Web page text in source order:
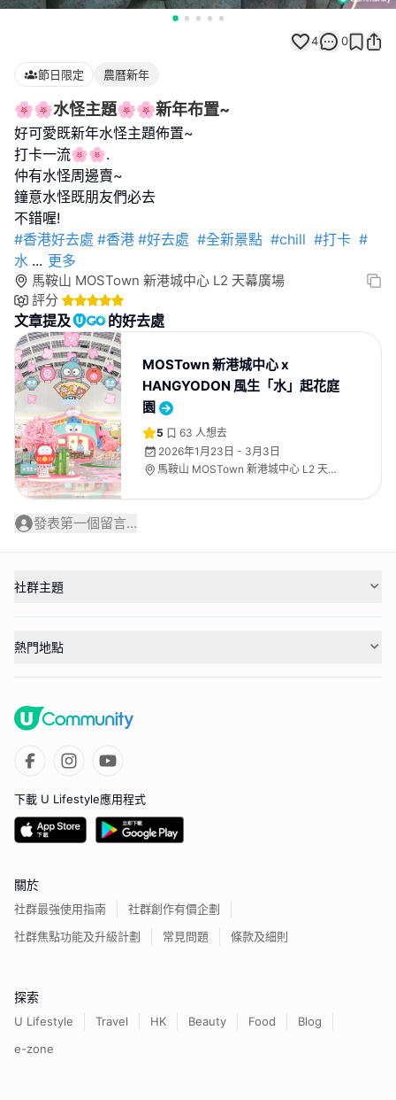
4 0
節日限定 農曆新年
🌸🌸水怪主題🌸🌸新年布置~
好可愛既新年水怪主題佈置~
打卡一流🌸🌸.
仲有水怪周邊賣~
鐘意水怪既朋友們必去
#香港好去處 #香港 #好去處 #全新景點 #chill #打卡 #
水 ... 更多
馬鞍山 MOSTown 新港城中心 L2 天幕廣場
評分
文章提及 的好去處
MOSTown 新港城中心 x
HANGYODON 風生「水」起花庭
園
5 63 人想去
2026年1月23日 - 3月3日
馬鞍山 MOSTown 新港城中心 L2 天幕
發表第一個留言...
社群主題
熱門地點
下載 U Lifestyle應用程式
關於
社群最強使用指南
社群創作有價企劃
社群焦點功能及升級計劃
常見問題 條款及細則
探索
U Lifestyle Travel HK Beauty Food
Blog
e-zone